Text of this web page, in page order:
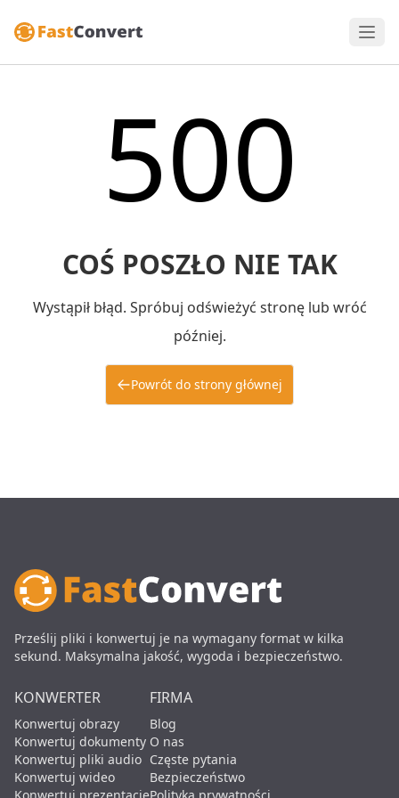
500
COŚ POSZŁO NIE TAK
Wystąpił błąd. Spróbuj odświeżyć stronę lub wróć
później.
Powrót do strony głównej
Prześlij pliki i konwertuj je na wymagany format w kilka
sekund. Maksymalna jakość, wygoda i bezpieczeństwo.
KONWERTER
Konwertuj obrazy
Konwertuj dokumenty
Konwertuj pliki audio
Konwertuj wideo
FIRMA
Blog
O nas
Częste pytania
Bezpieczeństwo